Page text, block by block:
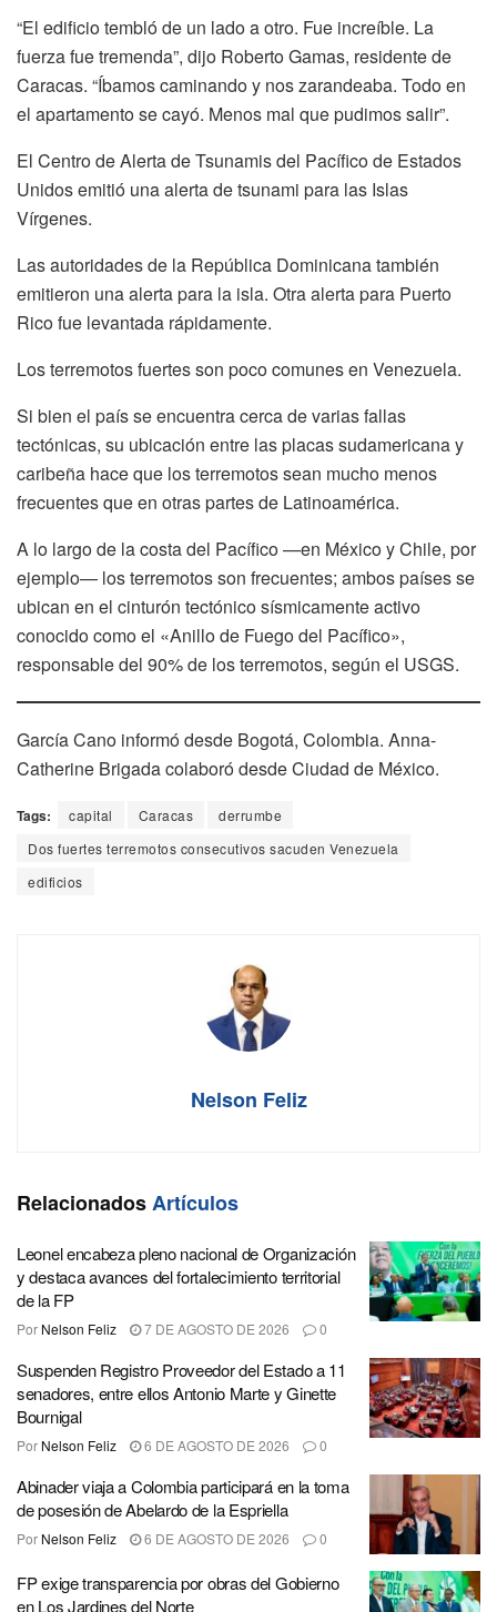
“El edificio tembló de un lado a otro. Fue increíble. La
fuerza fue tremenda”, dijo Roberto Gamas, residente de
Caracas. “Íbamos caminando y nos zarandeaba. Todo en
el apartamento se cayó. Menos mal que pudimos salir”.
El Centro de Alerta de Tsunamis del Pacífico de Estados
Unidos emitió una alerta de tsunami para las Islas
Vírgenes.
Las autoridades de la República Dominicana también
emitieron una alerta para la isla. Otra alerta para Puerto
Rico fue levantada rápidamente.
Los terremotos fuertes son poco comunes en Venezuela.
Si bien el país se encuentra cerca de varias fallas
tectónicas, su ubicación entre las placas sudamericana y
caribeña hace que los terremotos sean mucho menos
frecuentes que en otras partes de Latinoamérica.
A lo largo de la costa del Pacífico —en México y Chile, por
ejemplo— los terremotos son frecuentes; ambos países se
ubican en el cinturón tectónico sísmicamente activo
conocido como el «Anillo de Fuego del Pacífico»,
responsable del 90% de los terremotos, según el USGS.
García Cano informó desde Bogotá, Colombia. Anna-
Catherine Brigada colaboró ​​desde Ciudad de México.
Tags: capital Caracas
derrumbe
Dos fuertes terremotos consecutivos sacuden Venezuela
edificios
Nelson Feliz
RelacionadosArtículos
Leonel encabeza pleno nacional de Organización
y destaca avances del fortalecimiento territorial
de la FP
Por Nelson Feliz 7 DE AGOSTO DE 2026 0
Suspenden Registro Proveedor del Estado a 11
senadores, entre ellos Antonio Marte y Ginette
Bournigal
Por Nelson Feliz 6 DE AGOSTO DE 2026 0
Abinader viaja a Colombia participará en la toma
de posesión de Abelardo de la Espriella
Por Nelson Feliz 6 DE AGOSTO DE 2026 0
FP exige transparencia por obras del Gobierno
en Los Jardines del Norte